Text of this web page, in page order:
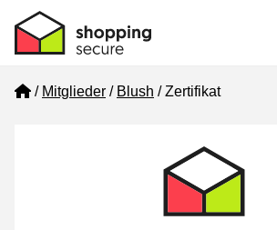
Home
Mitglieder Blush Zertifikat